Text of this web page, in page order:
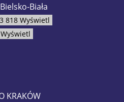
Biała
818 Wyświetl
Wyświetl
KRAKÓW